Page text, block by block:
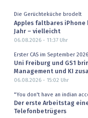
Die Gerüchteküche brodelt
Apples faltbares iPhone
Jahr – vielleicht
06.08.2026 - 11:37Uhr
Erster CAS im September 2026
Uni Freiburg und GS1
Management und KI
06.08.2026 - 15:02 Uhr
"You don't have an indian
Der erste Arbeitstag
Telefonbetrügers